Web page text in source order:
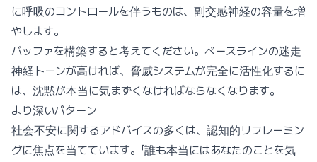
に呼吸のコントロールを伴うものは、副交感神経の容量を増
やします。
バッファを構築すると考えてください。ベースラインの迷走
神経トーンが高ければ、脅威システムが完全に活性化するに
は、沈黙が本当に気まずくなければならなくなります。
より深いパターン
社会不安に関するアドバイスの多くは、認知的リフレーミン
グに焦点を当てています。「誰も本当にはあなたのことを気